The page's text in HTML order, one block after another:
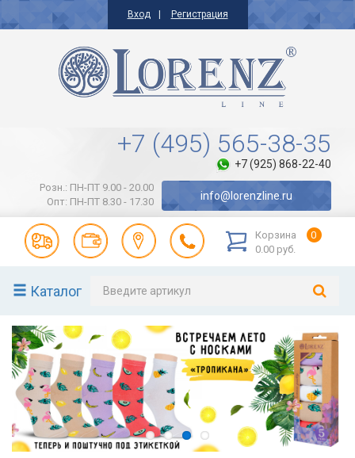
Вход Регистрация
+7 (495) 565-38-35
+7 (925) 868-22-40
Розн.: ПН-ПТ 9.00 - 20.00
Опт: ПН-ПТ 8.30 - 17.30
info@lorenzline.ru
Корзина
0
0.00 руб.
Каталог